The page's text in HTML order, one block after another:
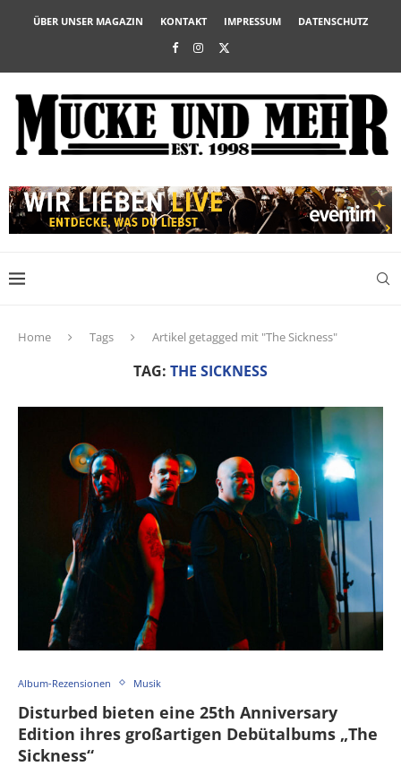
ÜBER UNSER MAGAZIN KONTAKT IMPRESSUM DATENSCHUTZ
Home Tags Artikel getagged mit "The Sickness"
TAG: THE SICKNESS
Album-Rezensionen Musik
Disturbed bieten eine 25th Anniversary
Edition ihres großartigen Debütalbums „The
Sickness“